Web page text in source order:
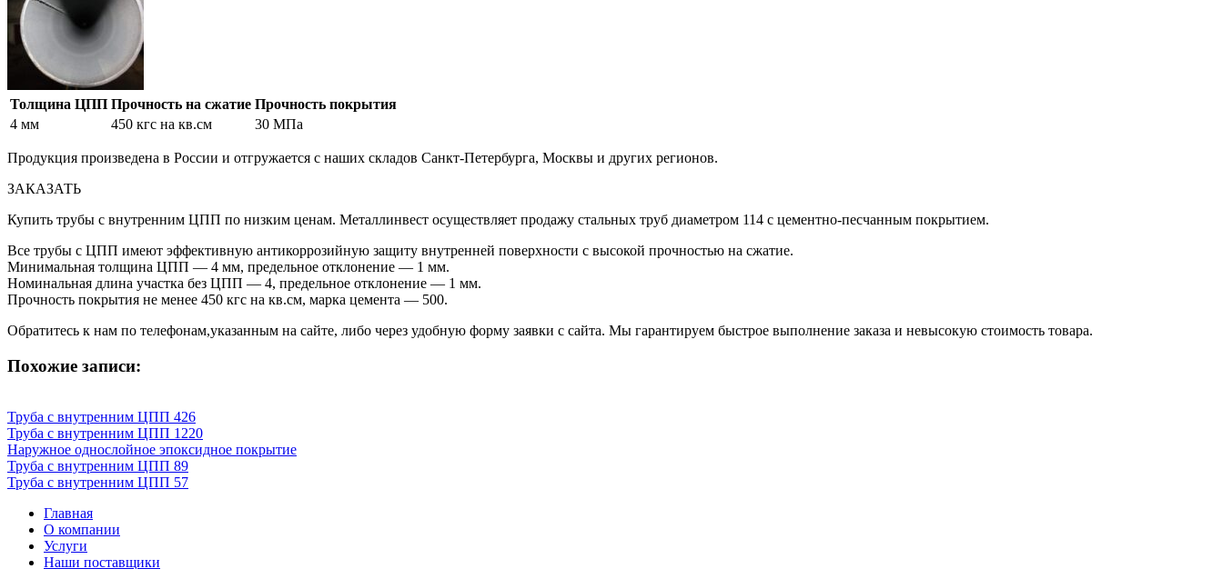
Толщина ЦПП Прочность на сжатие Прочность покрытия
4 мм
450 кгс на кв.см 30 МПа
Продукция произведена в России и отгружается с наших складов Санкт-Петербурга, Москвы и других регионов.
ЗАКАЗАТЬ
Купить трубы с внутренним ЦПП по низким ценам. Металлинвест осуществляет продажу стальных труб диаметром 114 с цементно-песчанным покрытием.
Все трубы с ЦПП имеют эффективную антикоррозийную защиту внутренней поверхности с высокой прочностью на сжатие.
Минимальная толщина ЦПП — 4 мм, предельное отклонение — 1 мм.
Номинальная длина участка без ЦПП — 4, предельное отклонение — 1 мм.
Прочность покрытия не менее 450 кгс на кв.см, марка цемента — 500.
Обратитесь к нам по телефонам,указанным на сайте, либо через удобную форму заявки с сайта. Мы гарантируем быстрое выполнение заказа и невысокую стоимость товара.
Похожие записи:
Труба с внутренним ЦПП 426
Труба с внутренним ЦПП 1220
Наружное однослойное эпоксидное покрытие
Труба с внутренним ЦПП 89
Труба с внутренним ЦПП 57
Главная
О компании
Услуги
Наши поставщики